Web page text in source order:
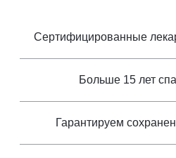
Сертифицированные
Больше 15 лет
Гарантируем